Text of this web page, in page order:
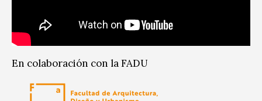
En colaboración con la FADU